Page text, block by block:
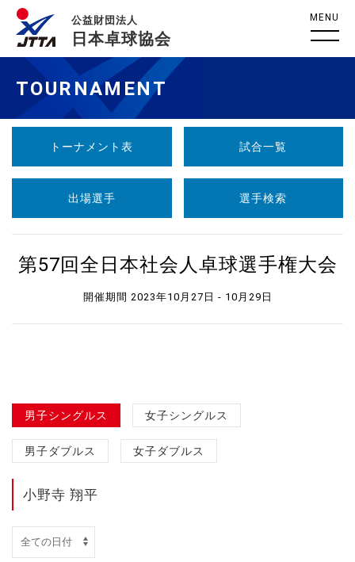
公益財団法人
日本卓球協会
MENU
TOURNAMENT
トーナメント表 試合一覧
出場選手 選手検索
第57回全日本社会人卓球選手権大会
開催期間 2023年10月27日 - 10月29日
男子シングルス 女子シングルス
男子ダブルス 女子ダブルス
小野寺 翔平